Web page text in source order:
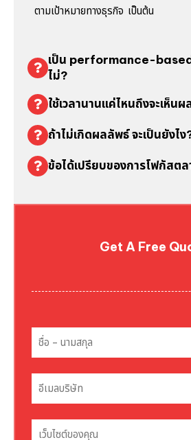
ตามเป้าหมายทางธุรกิจ เป็นต้น
เป็น performance-based
ไม่?
ใช้เวลานานแค่ไหนถึงจะเห็นผ
ถ้าไม่เกิดผลลัพธ์ จะเป็นยังไง
ข้อได้เปรียบของการโฟกัสต
Get A Free